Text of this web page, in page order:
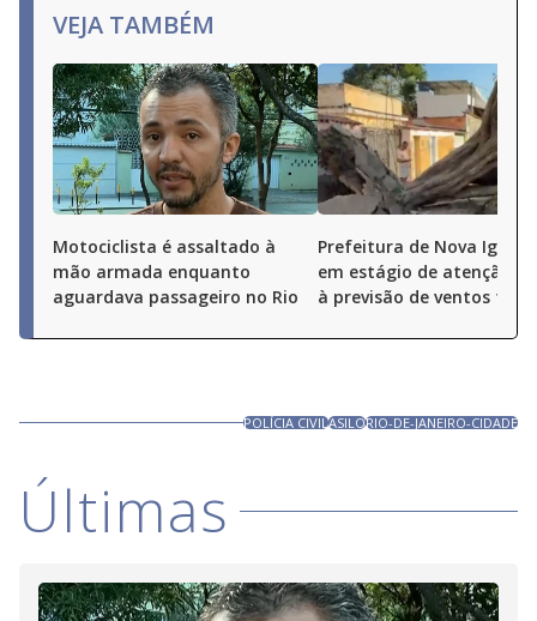
VEJA TAMBÉM
Motociclista é assaltado à
mão armada enquanto
aguardava passageiro no Rio
Prefeitura de Nova
em estágio de atenção
à previsão de ventos
POLÍCIA CIVILASILORIO-DE-JANEIRO-CIDADE
Últimas